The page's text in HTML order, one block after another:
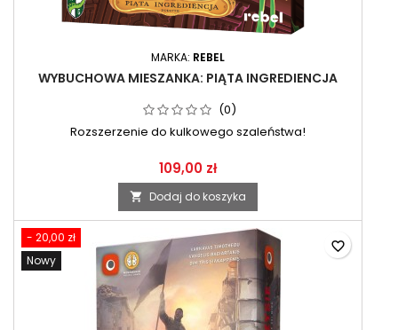
MARKA: REBEL
WYBUCHOWA MIESZANKA: PIĄTA INGREDIENCJA
(0)
Rozszerzenie do kulkowego szaleństwa!
109,00 zł
 Dodaj do koszyka
- 20,00 zł
Nowy
favorite_border